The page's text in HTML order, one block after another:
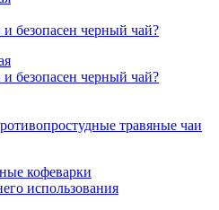
безопасен черный чай?
безопасен черный чай?
травяные чаи
кофеварки
использования